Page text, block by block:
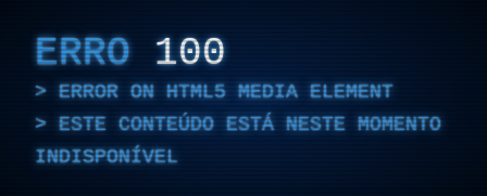
ERRO 100
ERROR ON HTML5 MEDIA ELEMENT
ESTE CONTEÚDO ESTÁ NESTE MOMENTO
INDISPONÍVEL